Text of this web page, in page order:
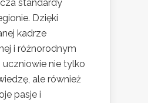
standardy
Dzięki
kadrze
i różnorodnym
nie tylko
ale również
pasje i